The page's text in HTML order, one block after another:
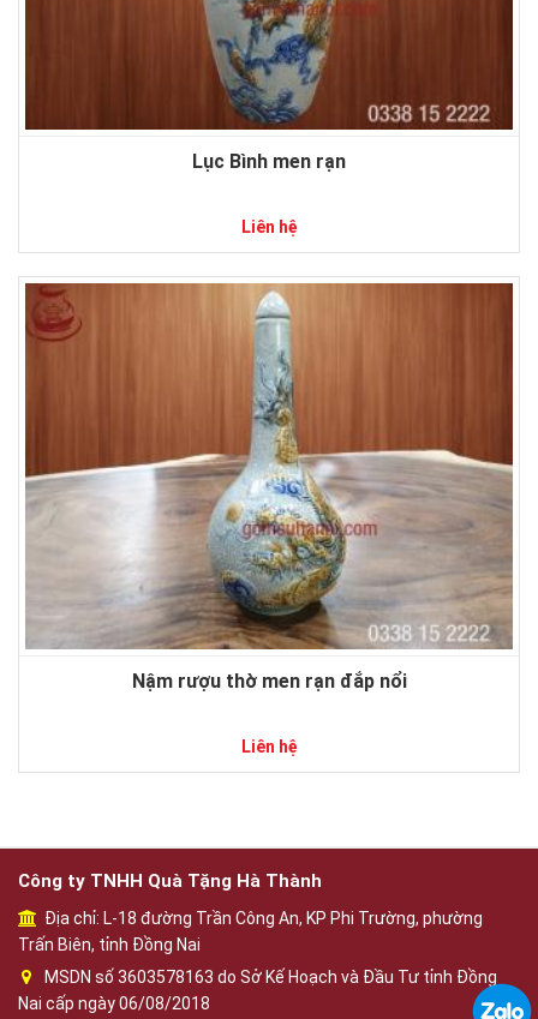
Lục Bình men rạn
Liên hệ
Nậm rượu thờ men rạn đắp nổi
Liên hệ
Công ty TNHH Quà Tặng Hà Thành
Địa chỉ: L-18 đường Trần Công An, KP Phi Trường, phường
Trấn Biên, tỉnh Đồng Nai
MSDN số 3603578163 do Sở Kế Hoạch và Đầu Tư tỉnh Đồng
Nai cấp ngày 06/08/2018